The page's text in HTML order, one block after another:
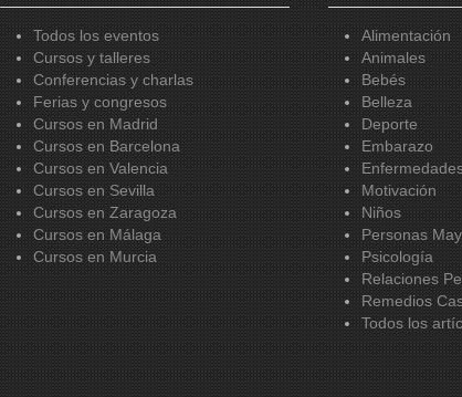
Todos los eventos
Cursos y talleres
Conferencias y charlas
Ferias y congresos
Cursos en Madrid
Cursos en Barcelona
Cursos en Valencia
Cursos en Sevilla
Cursos en Zaragoza
Cursos en Málaga
Cursos en Murcia
Alimentación
Animales
Bebés
Belleza
Deporte
Embarazo
Motivación
Niños
Personas
Psicología
Relaciones
Remedios
Todos los